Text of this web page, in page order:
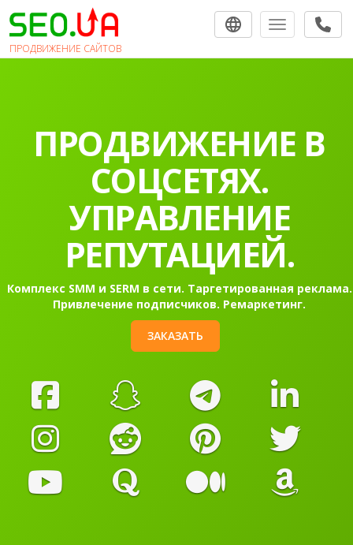
ПРОДВИЖЕНИЕ САЙТОВ
Toggle
ПРОДВИЖЕНИЕ В
СОЦСЕТЯХ.
УПРАВЛЕНИЕ
РЕПУТАЦИЕЙ.
Комплекс SMM и SERM в сети. Таргетированная реклама.
Привлечение подписчиков. Ремаркетинг.
ЗАКАЗАТЬ